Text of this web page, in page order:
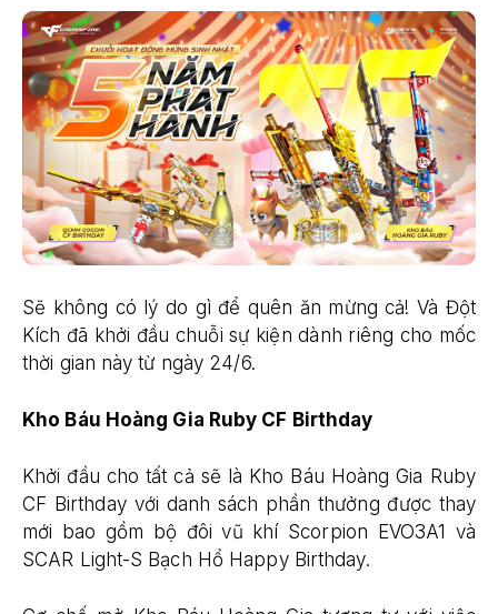
Sẽ không có lý do gì để quên ăn mừng cả! Và Đột
Kích đã khởi đầu chuỗi sự kiện dành riêng cho mốc
thời gian này từ ngày 24/6.
Kho Báu Hoàng Gia Ruby CF Birthday
Khởi đầu cho tất cả sẽ là Kho Báu Hoàng Gia Ruby
CF Birthday với danh sách phần thưởng được thay
mới bao gồm bộ đôi vũ khí Scorpion EVO3A1 và
SCAR Light-S Bạch Hổ Happy Birthday.